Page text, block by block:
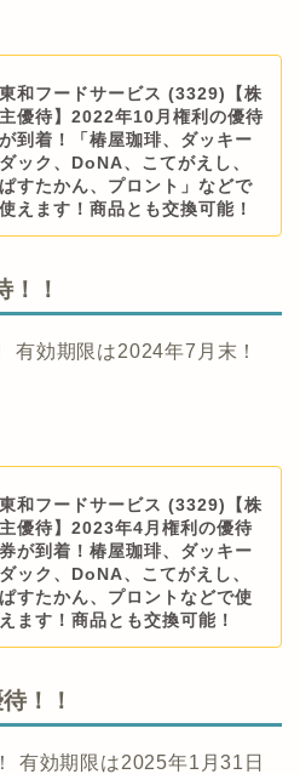
東和フードサービス (3329)【株
主優待】2022年10月権利の優待
が到着！「椿屋珈琲、ダッキー
ダック、DoNA、こてがえし、
ぱすたかん、プロント」などで
使えます！商品とも交換可能！
！！
有効期限は2024年7月末！
東和フードサービス (3329)【株
主優待】2023年4月権利の優待
券が到着！椿屋珈琲、ダッキー
ダック、DoNA、こてがえし、
ぱすたかん、プロントなどで使
えます！商品とも交換可能！
！！
有効期限は2025年1月31日